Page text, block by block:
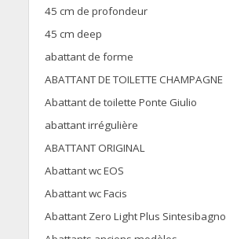
45 cm de profondeur
45 cm deep
abattant de forme
ABATTANT DE TOILETTE CHAMPAGNE
Abattant de toilette Ponte Giulio
abattant irrégulière
ABATTANT ORIGINAL
Abattant wc EOS
Abattant wc Facis
Abattant Zero Light Plus Sintesibagno